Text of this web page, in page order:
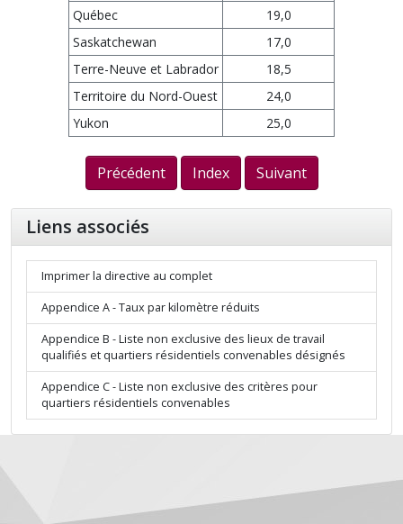
Québec
19,0
Saskatchewan
17,0
Terre-Neuve et Labrador
18,5
Territoire du Nord-Ouest
24,0
Yukon
25,0
Précédent Index Suivant
Liens associés
Imprimer la directive au complet
Appendice A - Taux par kilomètre réduits
Appendice B - Liste non exclusive des lieux de travail
qualifiés et quartiers résidentiels convenables désignés
Appendice C - Liste non exclusive des critères pour
quartiers résidentiels convenables